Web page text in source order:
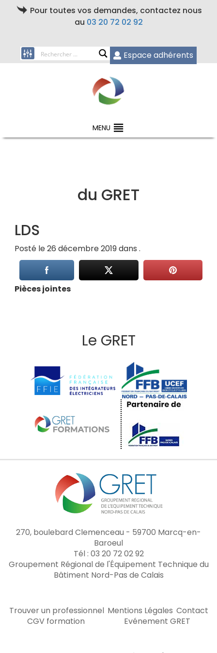
Pour toutes vos demandes, contactez nous
au 03 20 72 02 92
Espace adhérents
MENU
du GRET
LDS
Posté le 26 décembre 2019 dans .
Pièces jointes
Le GRET
270, boulebard Clemenceau - 59700 Marcq-en-
Baroeul
Tél : 03 20 72 02 92
Groupement Régional de l'Équipement Technique du
Bâtiment Nord-Pas de Calais
Trouver un professionnel Mentions Légales Contact
CGV formation
Evénement GRET